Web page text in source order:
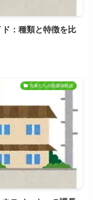
：種類と特徴を比
先輩たちの新築体験談